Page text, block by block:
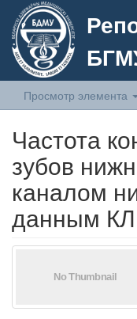
Просмотр элемента
Частота
зубов
каналом
данным